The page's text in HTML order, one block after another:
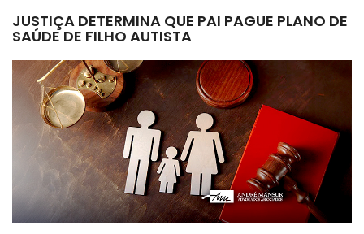
JUSTIÇA DETERMINA QUE PAI PAGUE PLANO DE
SAÚDE DE FILHO AUTISTA